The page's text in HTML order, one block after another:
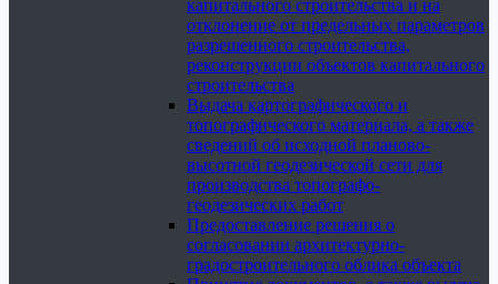
капитального строительства и на
отклонение от предельных параметров
разрешенного строительства,
реконструкции объектов капитального
строительства
Выдача картографического и
топографического материала, а также
сведений об исходной планово-
высотной геодезической сети для
производства топографо-
геодезических работ
Предоставление решения о
согласовании архитектурно-
градостроительного облика объекта